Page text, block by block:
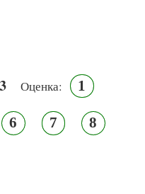
Оценка: 1
6 7 8